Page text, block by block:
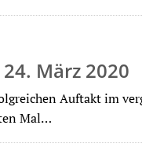
März 2020
Auftakt im
Mal…